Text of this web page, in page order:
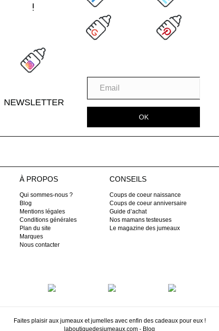
!
NEWSLETTER
OK
À PROPOS
Qui sommes-nous ?
Blog
Mentions légales
Conditions générales
Plan du site
Marques
Nous contacter
CONSEILS
Coups de coeur naissance
Coups de coeur anniversaire
Guide d’achat
Nos mamans testeuses
Le magazine des jumeaux
Faites plaisir aux jumeaux et jumelles avec enfin des cadeaux pour eux !
laboutiquedesjumeaux.com - Blog